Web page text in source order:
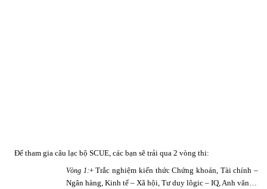
Để tham gia câu lạc bộ SCUE, các bạn sẽ trải qua 2 vòng thi:
Vòng 1:+ Trắc nghiệm kiến thức Chứng khoán, Tài chính –
Ngân hàng, Kinh tế – Xã hội, Tư duy lôgic – IQ, Anh văn…